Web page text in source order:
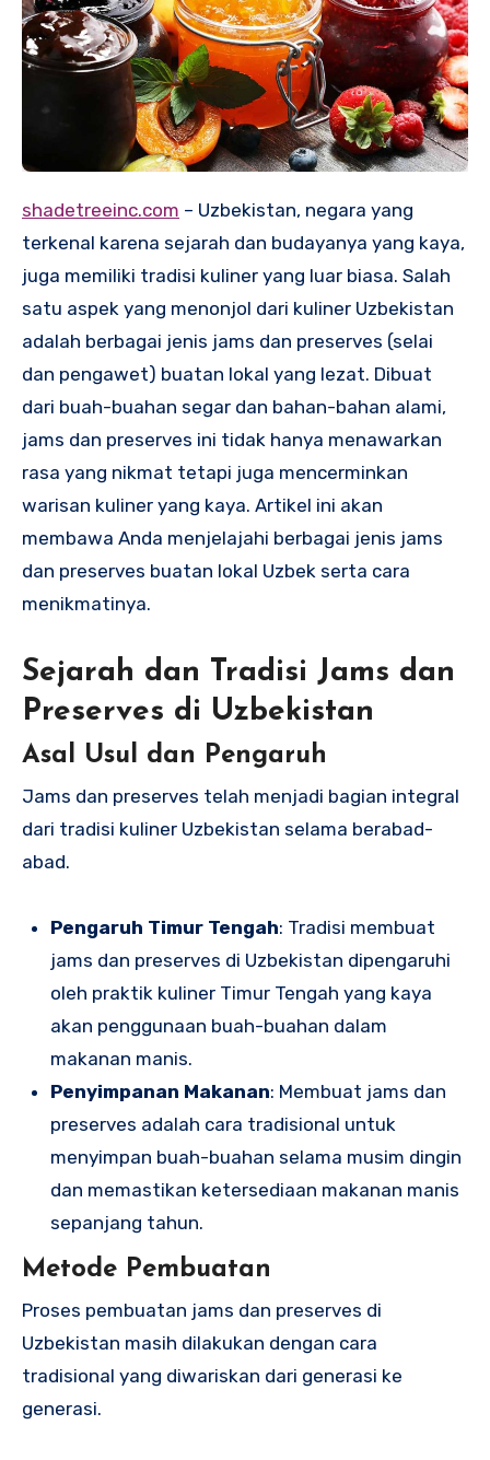
shadetreeinc.com – Uzbekistan, negara yang
terkenal karena sejarah dan budayanya yang kaya,
juga memiliki tradisi kuliner yang luar biasa. Salah
satu aspek yang menonjol dari kuliner Uzbekistan
adalah berbagai jenis jams dan preserves (selai
dan pengawet) buatan lokal yang lezat. Dibuat
dari buah-buahan segar dan bahan-bahan alami,
jams dan preserves ini tidak hanya menawarkan
rasa yang nikmat tetapi juga mencerminkan
warisan kuliner yang kaya. Artikel ini akan
membawa Anda menjelajahi berbagai jenis jams
dan preserves buatan lokal Uzbek serta cara
menikmatinya.
Sejarah dan Tradisi Jams dan
Preserves di Uzbekistan
Asal Usul dan Pengaruh
Jams dan preserves telah menjadi bagian integral
dari tradisi kuliner Uzbekistan selama berabad-
abad.
Pengaruh Timur Tengah: Tradisi membuat
jams dan preserves di Uzbekistan dipengaruhi
oleh praktik kuliner Timur Tengah yang kaya
akan penggunaan buah-buahan dalam
makanan manis.
Penyimpanan Makanan: Membuat jams dan
preserves adalah cara tradisional untuk
menyimpan buah-buahan selama musim dingin
dan memastikan ketersediaan makanan manis
sepanjang tahun.
Metode Pembuatan
Proses pembuatan jams dan preserves di
Uzbekistan masih dilakukan dengan cara
tradisional yang diwariskan dari generasi ke
generasi.